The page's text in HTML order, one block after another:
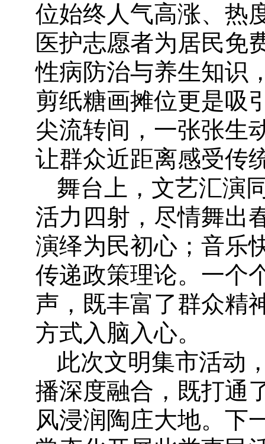
位始终人气高涨、热
医护志愿者为居民免
性病防治与养生知识
剪纸糖画摊位更是吸
尖流转间，一张张生
让群众近距离感受传
舞台上，文艺汇演
活力四射，尽情舞出
演绎为民初心；音乐
传递政策理论。一个
声，既丰富了群众精
方式入脑入心。
此次文明集市活动
播深度融合，既打通
风浸润陶庄大地。下